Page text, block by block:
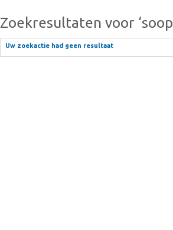
Zoekresultaten voor
Uw zoekactie had geen resultaat